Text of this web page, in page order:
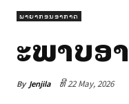
ພາຍາກອນອາກາດ
ສະພາບ
By Jenjila ທີ 22 May, 2026